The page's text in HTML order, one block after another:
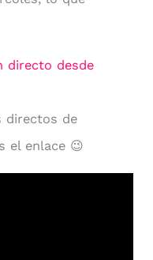
directo desde
directos de
el enlace 😉